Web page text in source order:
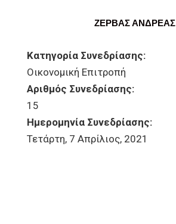
ΖΕΡΒΑΣ ΑΝΔΡΕΑΣ
Κατηγορία Συνεδρίασης:
Οικονομική Επιτροπή
Αριθμός Συνεδρίασης:
15
Ημερομηνία Συνεδρίασης:
Τετάρτη, 7 Απρίλιος, 2021